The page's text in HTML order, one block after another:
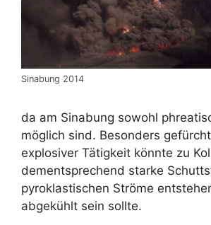
Sinabung 2014
da am Sinabung sowohl
möglich sind. Besonders
explosiver Tätigkeit könnte zu
dementsprechend starke
pyroklastischen Ströme
abgekühlt sein sollte.